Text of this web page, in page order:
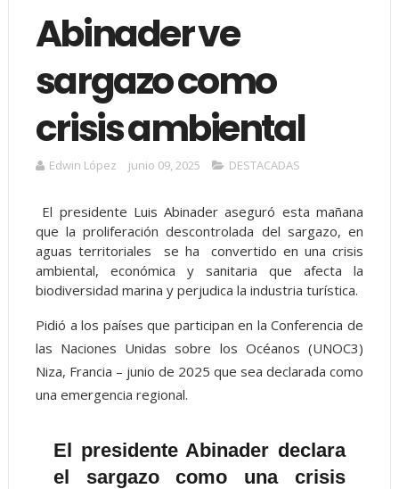
Abinader ve
sargazo como
crisis ambiental
Edwin López junio 09, 2025 DESTACADAS
El presidente Luis Abinader aseguró esta mañana
que la proliferación descontrolada del sargazo, en
aguas territoriales se ha convertido en una crisis
ambiental, económica y sanitaria que afecta la
biodiversidad marina y perjudica la industria turística.
Pidió a los países que participan en la Conferencia de
las Naciones Unidas sobre los Océanos (UNOC3)
Niza, Francia – junio de 2025 que sea declarada como
una emergencia regional.
El presidente Abinader declara
el sargazo como una crisis